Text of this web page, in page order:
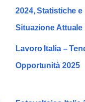
2024, Statistiche e
Situazione Attuale
Lavoro Italia –
Opportunità 2025